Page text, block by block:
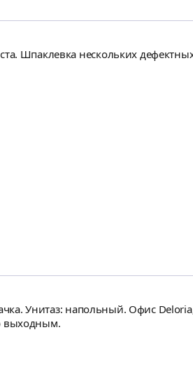
Шпаклевка нескольких
Унитаз: напольный. Офис
выходным.